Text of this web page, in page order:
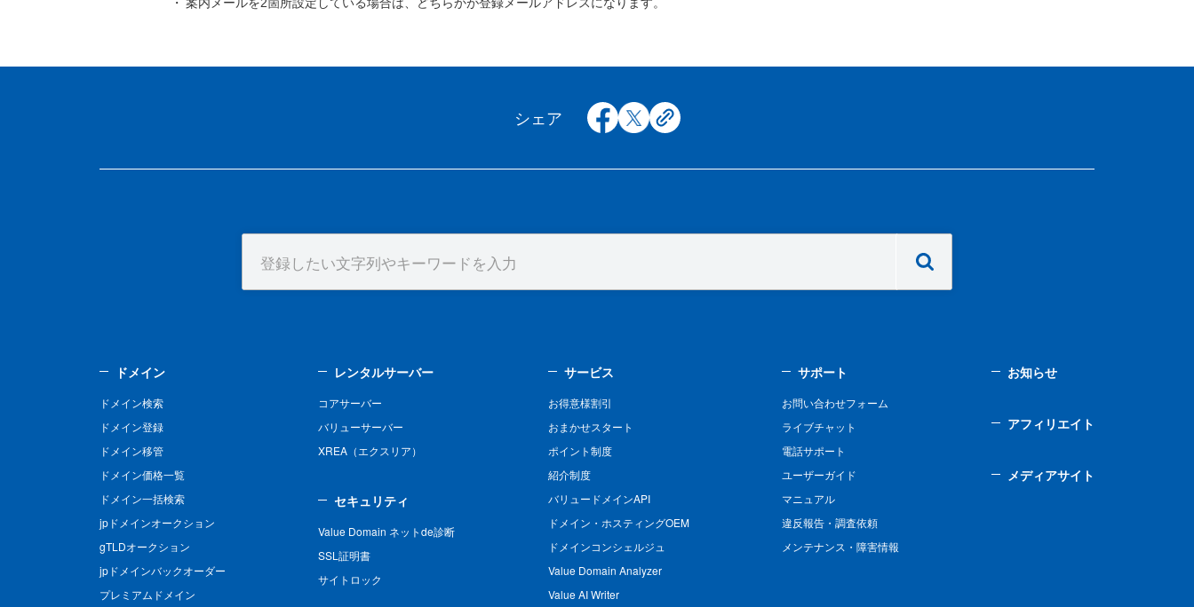
シェア facebook
x copy
ドメイン
ドメイン検索
ドメイン登録
ドメイン移管
ドメイン価格一覧
ドメイン一括検索
jpドメインオークション
gTLDオークション
jpドメインバックオーダー
プレミアムドメイン
レンタルサーバー
コアサーバー
バリューサーバー
XREA（エクスリア）
セキュリティ
Value Domain ネットde診断
SSL証明書
サイトロック
サービス
お得意様割引
おまかせスタート
ポイント制度
紹介制度
バリュードメインAPI
ドメイン・ホスティングOEM
ドメインコンシェルジュ
Value Domain Analyzer
Value AI Writer
サポート
お問い合わせフォーム
ライブチャット
電話サポート
ユーザーガイド
マニュアル
違反報告・調査依頼
メンテナンス・障害情報
お知らせ
アフィリエイト
メディアサイト